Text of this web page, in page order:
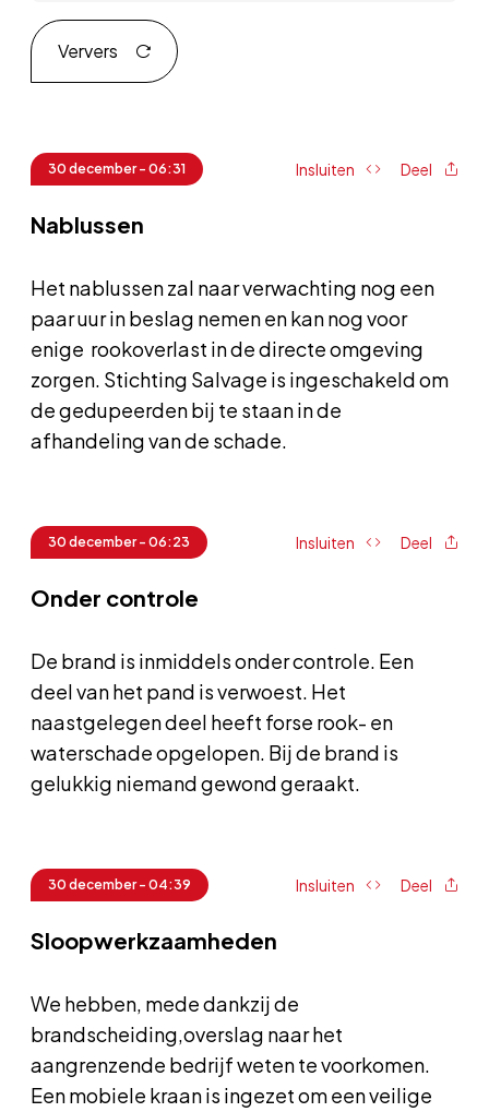
Ververs
30 december - 06:31 Insluiten Deel
Nablussen
Het nablussen zal naar verwachting nog een
paar uur in beslag nemen en kan nog voor
enige rookoverlast in de directe omgeving
zorgen. Stichting Salvage is ingeschakeld om
de gedupeerden bij te staan in de
afhandeling van de schade.
30 december - 06:23 Insluiten Deel
Onder controle
De brand is inmiddels onder controle. Een
deel van het pand is verwoest. Het
naastgelegen deel heeft forse rook- en
waterschade opgelopen. Bij de brand is
gelukkig niemand gewond geraakt.
30 december - 04:39 Insluiten Deel
Sloopwerkzaamheden
We hebben, mede dankzij de
brandscheiding,overslag naar het
aangrenzende bedrijf weten te voorkomen.
Een mobiele kraan is ingezet om een veilige